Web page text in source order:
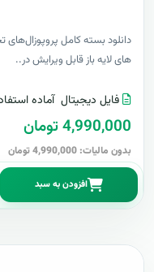
دانلود بسته کامل
های لایه باز قابل ویرایش در..
فایل دیجیتال آماده
4,990,000 تومان
بدون مالیات: 4,990,000 تومان
افزودن به سبد